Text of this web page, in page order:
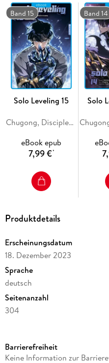
Band 15
Solo Leveling 15
Chugong, Disciples (Redice Studio), H-Goon
eBook epub
7,99 €*
Band 14
Solo
Produktdetails
Erscheinungsdatum
18. Dezember 2023
Sprache
deutsch
Seitenanzahl
304
Altersempfehlung
Barrierefreiheit
Keine Information zur